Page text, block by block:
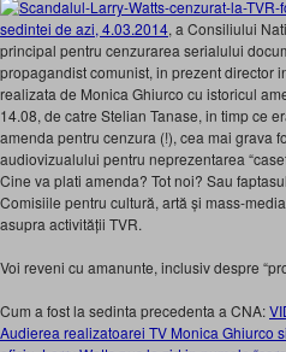
sedintei de azi, 4.03.2014, a Consiliului
principal pentru cenzurarea serialului
propagandist comunist, in prezent director
realizata de Monica Ghiurco cu istoricul
14.08, de catre Stelian Tanase, in timp ce
amenda pentru cenzura (!), cea mai grava
audiovizualului pentru neprezentarea
Cine va plati amenda? Tot noi? Sau
Comisiile pentru cultură, artă și mass-
asupra activității TVR.
Voi reveni cu amanunte, inclusiv despre
Cum a fost la sedinta precedenta a CNA:
Audierea realizatoarei TV Monica Ghiurco